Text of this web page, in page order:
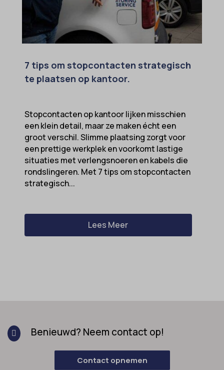
7 tips om stopcontacten strategisch
te plaatsen op kantoor.
Stopcontacten op kantoor lijken misschien
een klein detail, maar ze maken écht een
groot verschil. Slimme plaatsing zorgt voor
een prettige werkplek en voorkomt lastige
situaties met verlengsnoeren en kabels die
rondslingeren. Met 7 tips om stopcontacten
strategisch...
Lees Meer
 Benieuwd? Neem contact op!
Contact opnemen